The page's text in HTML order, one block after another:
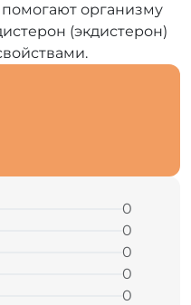
организму
(экдистерон)
0
0
0
0
0